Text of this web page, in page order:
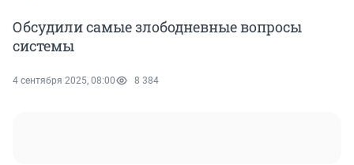
Обсудили самые злободневные вопросы
системы
4 сентября 2025, 08:00 8 384